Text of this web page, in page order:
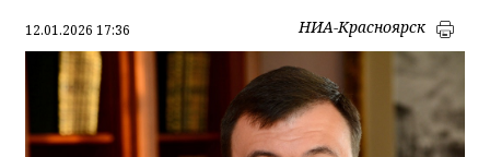
12.01.2026 17:36 НИА-Красноярск